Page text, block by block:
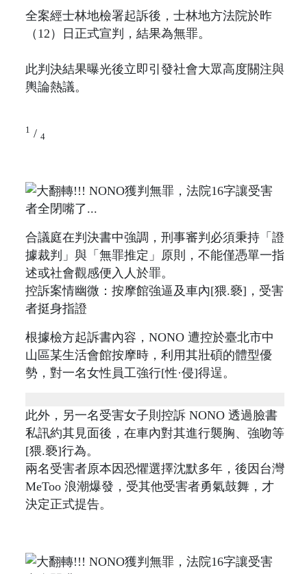
全案經士林地檢署起訴後，士林地方法院於昨
（12）日正式宣判，結果為無罪。
此判決結果曝光後立即引發社會大眾高度關注與
輿論熱議。
1 / 4
合議庭在判決書中強調，刑事審判必須秉持「證
據裁判」與「無罪推定」原則，不能僅憑單一指
述或社會觀感便入人於罪。
控訴案情幽微：按摩館強逼及車內[猥.褻]，受害
者挺身指證
根據檢方起訴書內容，NONO 遭控於臺北市中
山區某生活會館按摩時，利用其壯碩的體型優
勢，對一名女性員工強行[性·侵]得逞。
此外，另一名受害女子則控訴 NONO 透過臉書
私訊約其見面後，在車內對其進行襲胸、強吻等
[猥.褻]行為。
兩名受害者原本因恐懼選擇沈默多年，後因台灣
MeToo 浪潮爆發，受其他受害者勇氣鼓舞，才
決定正式提告。